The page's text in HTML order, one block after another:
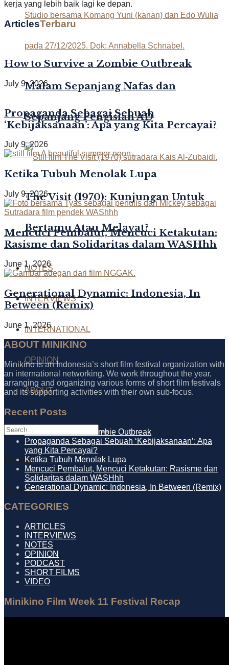
Malam Sepanjang Nafas dan
Sepanjang Pengisian AD
The Visit (1970): Kunjungan Untuk
Bertamu Atau Melayat?
NOTES
INTERVIEWS
INTERNATIONAL
OPINION
ABOUT
No Result
View All Result
kerja yang lebih baik lagi ke depan.
ArticlesTerbaru
How to Survive a Zombie Outbreak
July 9, 2026
Propaganda Sebagai Sebuah
‘Kebijaksanaan’: Apa yang Kita Percayai?
July 9, 2026
Ketika Tubuh Menolak Lupa
July 9, 2026
Mencuci Pembalut, Mencuci Ketakutan:
Rasisme dan Solidaritas dalam WASHhh
June 1, 2026
Generational Dynamic: Indonesia, In
Between (Remix)
June 1, 2026
ABOUT MINIKINO
Minikino is an Indonesia’s short film festival organization with
an international networking. We work throughout the year,
arranging and organizing various forms of short film festivals
and its supporting activities with their own sub-focus.
Recent Posts
How to Survive a Zombie Outbreak
Propaganda Sebagai Sebuah ‘Kebijaksanaan’: Apa
yang Kita Percayai?
Ketika Tubuh Menolak Lupa
Mencuci Pembalut, Mencuci Ketakutan: Rasisme dan
Solidaritas dalam WASHhh
Generational Dynamic: Indonesia, In Between (Remix)
CATEGORIES
ARTICLES
INTERVIEWS
NOTES
OPINION
PODCAST
SHORT FILMS
VIDEO
Minikino Film Week 11 Festival Recap